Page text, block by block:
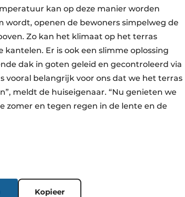
kan op deze manier worden
openen de bewoners simpelweg de
Zo kan het klimaat op het terras
Er is ook een slimme oplossing
dak in goten geleid en gecontroleerd via
vooral belangrijk voor ons dat we het terras
meldt de huiseigenaar. “Nu genieten we
zomer en tegen regen in de lente en de
Kopieer